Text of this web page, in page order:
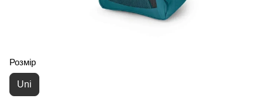
Розмір
Uni